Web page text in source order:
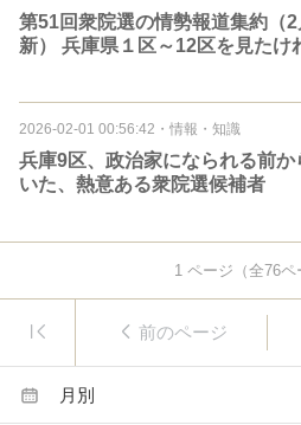
第51回衆院選の情勢報道集約（
新） 兵庫県１区～12区を見た
2026-02-01 00:56:42 ・ 情報・知識
兵庫9区、政治家になられる前か
いた、熱意ある衆院選候補者
1ページ（全76ペ
前のページ
月別